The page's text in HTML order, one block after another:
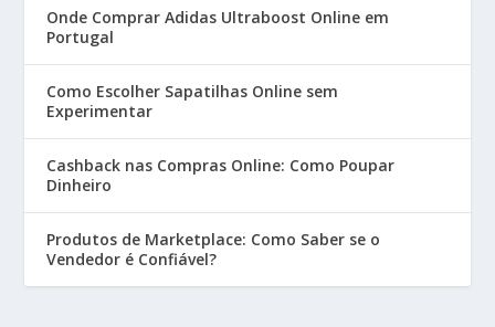
Onde Comprar Adidas Ultraboost Online em
Portugal
Como Escolher Sapatilhas Online sem
Experimentar
Cashback nas Compras Online: Como Poupar
Dinheiro
Produtos de Marketplace: Como Saber se o
Vendedor é Confiável?